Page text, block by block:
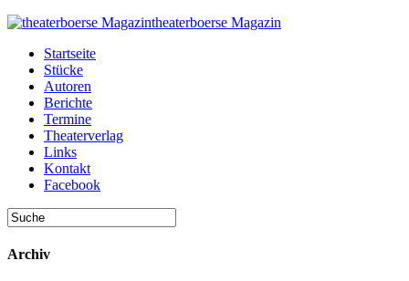
theaterboerse Magazin
Startseite
Stücke
Autoren
Berichte
Termine
Theaterverlag
Links
Kontakt
Facebook
Archiv